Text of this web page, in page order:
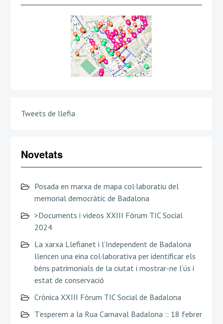
Tweets de llefia
Novetats
Posada en marxa de mapa col·laboratiu del
memorial democràtic de Badalona
>Documents i videos XXIII Fòrum TIC Social
2024
La xarxa Llefianet i l’Independent de Badalona
llencen una eina col·laborativa per identificar els
béns patrimonials de la ciutat i mostrar-ne l’ús i
estat de conservació
Crònica XXIII Fòrum TIC Social de Badalona
T’esperem a la Rua Carnaval Badalona :: 18 febrer